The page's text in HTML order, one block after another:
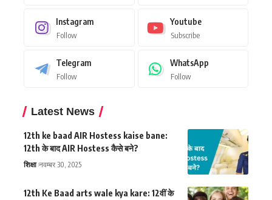
Instagram
Follow
Youtube
Subscribe
Telegram
Follow
WhatsApp
Follow
Latest News
12th ke baad AIR Hostess kaise bane:
12th के बाद AIR Hostess कैसे बने?
शिक्षा नवम्बर 30, 2025
12th Ke Baad arts wale kya kare: 12वीं के